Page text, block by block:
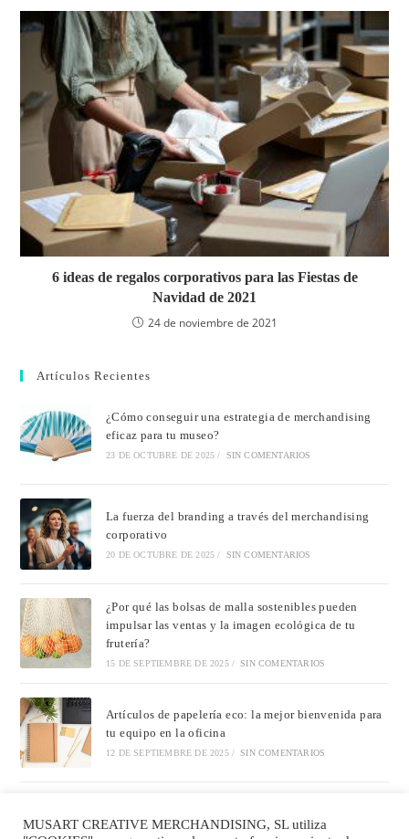
6 ideas de regalos corporativos para las Fiestas de
Navidad de 2021
24 de noviembre de 2021
Artículos Recientes
¿Cómo conseguir una estrategia de merchandising
eficaz para tu museo?
23 DE OCTUBRE DE 2025 / SIN COMENTARIOS
La fuerza del branding a través del merchandising
corporativo
20 DE OCTUBRE DE 2025 / SIN COMENTARIOS
¿Por qué las bolsas de malla sostenibles pueden
impulsar las ventas y la imagen ecológica de tu
frutería?
15 DE SEPTIEMBRE DE 2025 / SIN COMENTARIOS
Artículos de papelería eco: la mejor bienvenida para
tu equipo en la oficina
12 DE SEPTIEMBRE DE 2025 / SIN COMENTARIOS
reutilizables y mucho más en Musart Creative!
MUSART CREATIVE MERCHANDISING, SL utiliza